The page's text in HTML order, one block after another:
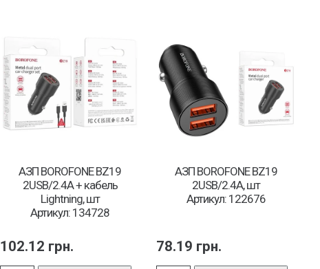
АЗП BOROFONE BZ19
2USB/2.4A + кабель
Lightning, шт
Артикул: 134728
102.12 грн.
АЗП BOROFONE BZ19
2USB/2.4A, шт
Артикул: 122676
78.19 грн.